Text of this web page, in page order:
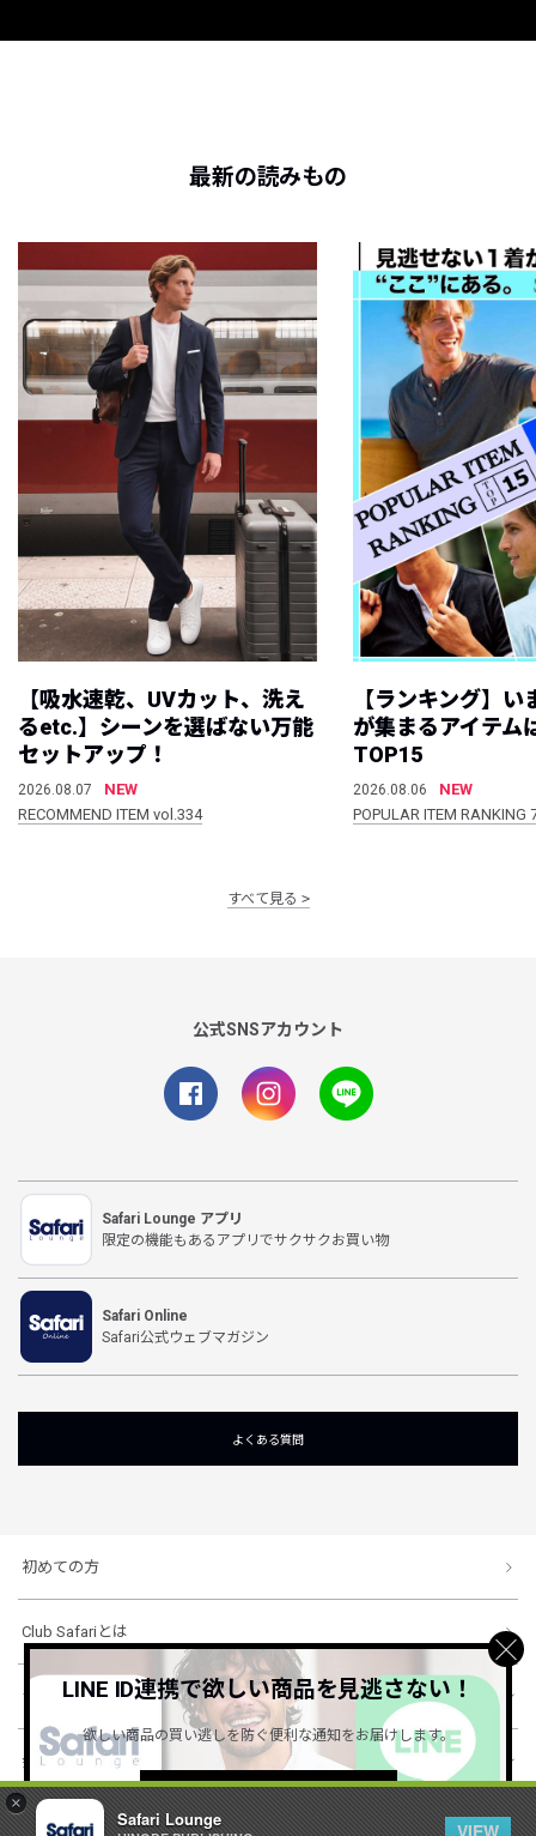
×
Safari Lounge
VIEW
最新の読みもの
【吸水速乾、UVカット、洗え
るetc.】シーンを選ばない万能
セットアップ！
2026.08.07
NEW
RECOMMEND ITEM vol.334
【ランキング】
が集まるアイテム
TOP15
2026.08.06
NEW
POPULAR ITEM
すべて見る
公式SNSアカウント
Safari Lounge アプリ
限定の機能もあるアプリでサクサクお買い物
Safari Online
Safari公式ウェブマガジン
よくある質問
初めての方
Club Safariとは
ショッピングガイド
会社概要・規約
LINE ID連携で欲しい商品を見逃さない！
欲しい商品の買い逃しを防ぐ便利な通知をお届けします。
詳しくはこちら ＞